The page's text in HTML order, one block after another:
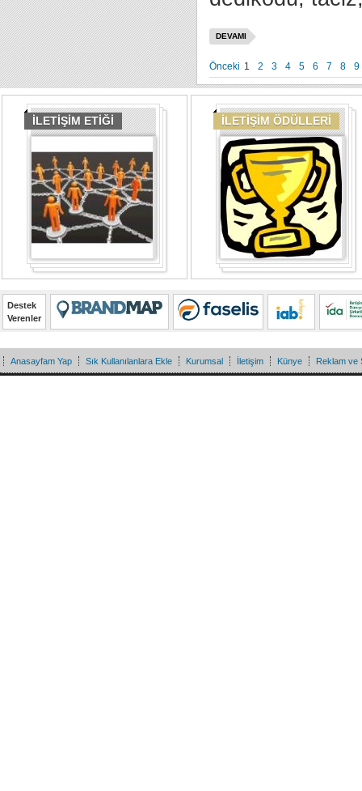
DEVAMI
Önceki 1 2 3 4 5 6 7 8 9
İLETİŞİM ETİĞİ İLETİŞİM ÖDÜLLERİ
Destek
Verenler
Anasayfam Yap Sık Kullanılanlara Ekle Kurumsal İletişim Künye Reklam ve